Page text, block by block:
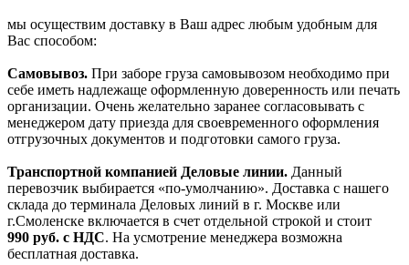
мы осуществим доставку в Ваш адрес любым удобным для
Вас способом:
Самовывоз. При заборе груза самовывозом необходимо при
себе иметь надлежаще оформленную доверенность или печать
организации. Очень желательно заранее согласовывать с
менеджером дату приезда для своевременного оформления
отгрузочных документов и подготовки самого груза.
Транспортной компанией Деловые линии. Данный
перевозчик выбирается «по-умолчанию». Доставка с нашего
склада до терминала Деловых линий в г. Москве или
г.Смоленске включается в счет отдельной строкой и стоит
990 руб. с НДС. На усмотрение менеджера возможна
бесплатная доставка.